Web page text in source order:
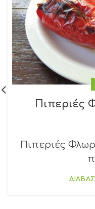
Πιπεριές
Πιπεριές